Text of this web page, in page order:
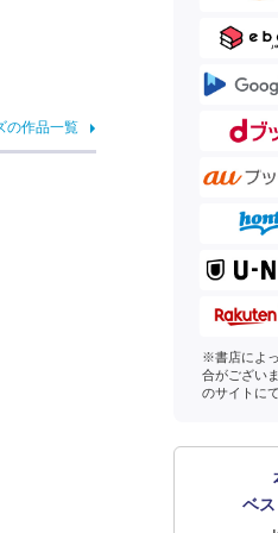
の作品一覧
※書店によ
合がござい
のサイトに
ベ